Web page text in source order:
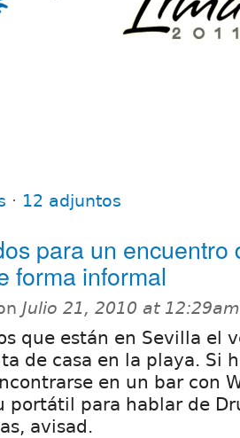
⋅ 12 adjuntos
para un encuentro
forma informal
Julio 21, 2010 at 12:29am
que están en Sevilla el
de casa en la playa. Si
en un bar con
portátil para hablar de
avisad.